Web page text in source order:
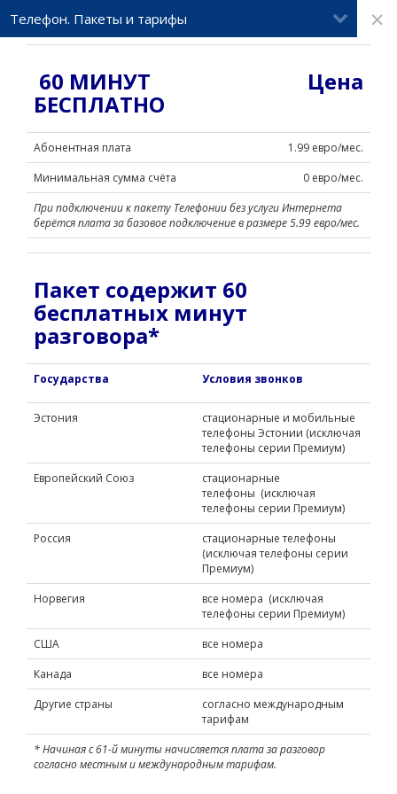
Телефон. Пакеты и тарифы ×
60 МИНУТ
БЕСПЛАТНО
Цена
Абонентная плата
1.99 евро/мес.
Минимальная сумма счёта
0 евро/мес.
При подключении к пакету Телефонии без услуги Интернета
берётся плата за базовое подключение в размере 5.99 евро/мес.
Пакет содержит 60
бесплатных минут
разговора*
Государства Условия звонков
Эстония
стационарные и мобильные
телефоны Эстонии (исключая
телефоны серии Премиум)
Европейский Союз
стационарные
телефоны (исключая
телефоны серии Премиум)
Россия
стационарные телефоны
(исключая телефоны серии
Премиум)
Норвегия
все номера (исключая
телефоны серии Премиум)
США
все номера
Канада
все номера
Другие страны
согласно международным
тарифам
* Начиная с 61-й минуты начисляется плата за разговор
согласно местным и международным тарифам.